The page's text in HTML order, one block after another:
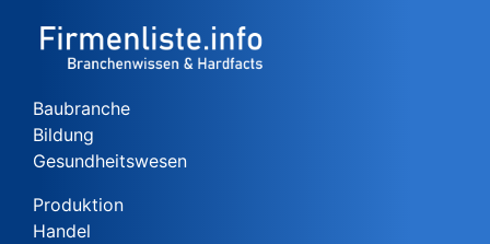
Baubranche
Bildung
Gesundheitswesen
Produktion
Handel